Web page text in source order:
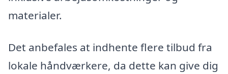
materialer.
Det anbefales at indhente flere tilbud fra
lokale håndværkere, da dette kan give dig